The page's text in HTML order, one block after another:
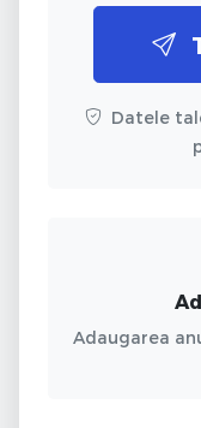
Datele
Adaugarea